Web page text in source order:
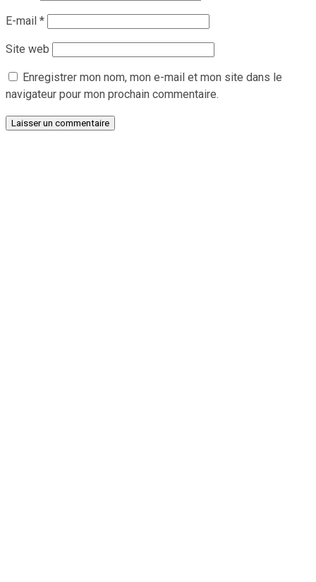
E-mail *
Site web
Enregistrer mon nom, mon e-mail et mon site dans le
navigateur pour mon prochain commentaire.